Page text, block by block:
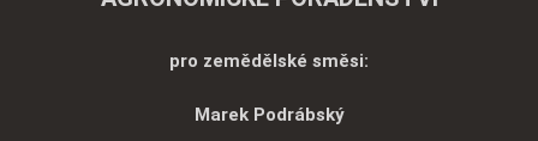
pro zemědělské směsi:
Marek Podrábský